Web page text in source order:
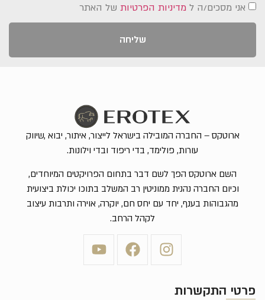
אני מסכים/ה ל מדיניות הפרטיות של האתר
שליחה
פרטי התקשרות
ארוטקס – החברה המובילה בישראל לייצור, איתור, יבוא ,שיווק
עורות, פולימד, בדי ריפוד ובדי וילונות.
השם ארוטקס הפך לשם דבר בתחום הפרויקטים המיוחדים,
וכיום החברה נהנית ממוניטין רב המשלב בתוכו יכולת ביצועית
מהגבוהות בענף, יחד עם יחס חם, יוקרה, אוירה ותרבות עיצוב
לקהל הרחב.